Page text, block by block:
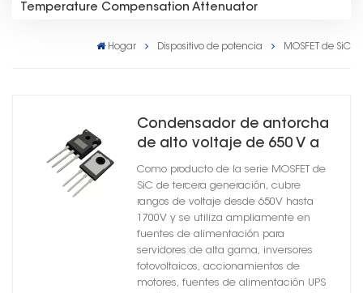
Temperature Compensation Attenuator
Hogar Dispositivo de potencia MOSFET de SiC
Condensador de antorcha
de alto voltaje de 650 V a
1200 V con MOSFET de SiC
para inversores industriales
y vehículos eléctricos
Como producto de la serie MOSFET de
SiC de tercera generación, cubre
rangos de voltaje desde 650V hasta
1700V y se utiliza ampliamente en
fuentes de alimentación para
servidores de alta gama, inversores
fotovoltaicos, accionamientos de
motores, fuentes de alimentación UPS